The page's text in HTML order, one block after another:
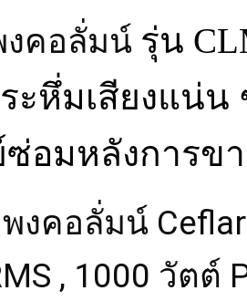
คอลั่มน์ รุ่น
ะหึ่มเสียงแน่
อมหลังการข
, 1000 วัตต์